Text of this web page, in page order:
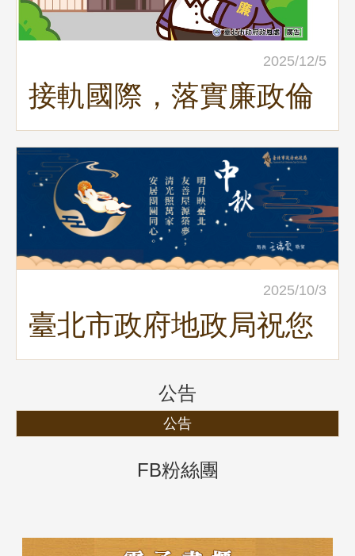
2025/12/5
接軌國際，落實廉政倫
理之行為守則
2025/10/3
臺北市政府地政局祝您
中秋佳節愉快!!!
公告
公告
FB粉絲團